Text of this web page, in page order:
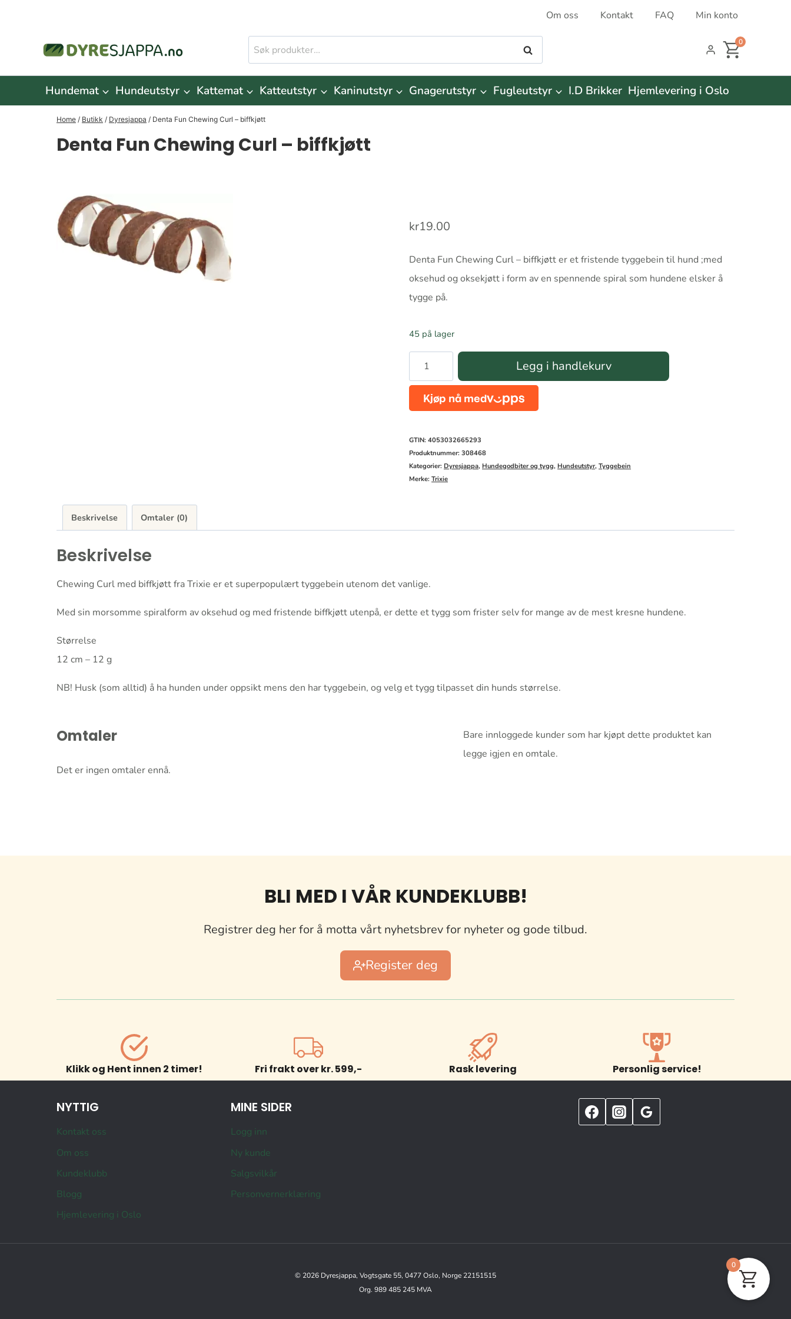
Om oss Kontakt FAQ Min konto
Søk
etter:
Søk
0
Hundemat Hundeutstyr Kattemat Katteutstyr Kaninutstyr Gnagerutstyr Fugleutstyr I.D Brikker Hjemlevering i Oslo
Home / Butikk / Dyresjappa / Denta Fun Chewing Curl – biffkjøtt
Denta Fun Chewing Curl – biffkjøtt
kr19.00
Denta Fun Chewing Curl – biffkjøtt er et fristende tyggebein til hund ;med
oksehud og oksekjøtt i form av en spennende spiral som hundene elsker å
tygge på.
45 på lager
Denta
Fun
Chewing
-
biffkjøtt
antall
Legg i handlekurv
GTIN: 4053032665293
Produktnummer:308468
Kategorier:Dyresjappa,Hundegodbiter og tygg,Hundeutstyr,Tyggebein
Merke:Trixie
Beskrivelse Omtaler (0)
Beskrivelse
Chewing Curl med biffkjøtt fra Trixie er et superpopulært tyggebein utenom det vanlige.
Med sin morsomme spiralform av oksehud og med fristende biffkjøtt utenpå, er dette et tygg som frister selv for mange av de mest kresne hundene.
Størrelse
12 cm – 12 g
NB! Husk (som alltid) å ha hunden under oppsikt mens den har tyggebein, og velg et tygg tilpasset din hunds størrelse.
Omtaler
Det er ingen omtaler ennå.
Bare innloggede kunder som har kjøpt dette produktet kan
legge igjen en omtale.
BLI MED I VÅR KUNDEKLUBB!
Registrer deg her for å motta vårt nyhetsbrev for nyheter og gode tilbud.
Register deg
Klikk og Hent innen 2 timer! Fri frakt over kr. 599,- Rask levering Personlig service!
NYTTIG
Kontakt oss
Om oss
Kundeklubb
Blogg
Hjemlevering i Oslo
MINE SIDER
Logg inn
Ny kunde
Salgsvilkår
Personvernerklæring
© 2026 Dyresjappa, Vogtsgate 55, 0477 Oslo, Norge 22151515
Org. 989 485 245 MVA
0